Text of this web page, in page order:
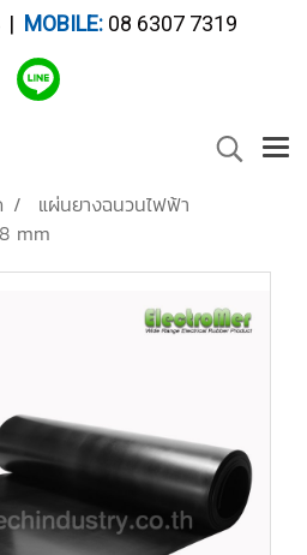
| MOBILE: 08 6307 7319
แผ่นยางฉนวนไฟฟ้า
mm